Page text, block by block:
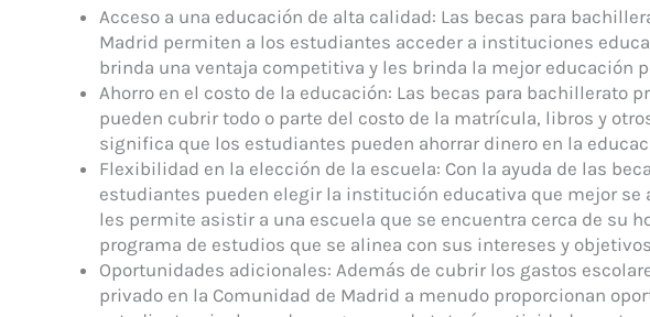
Acceso a una educación de alta calidad: Las becas para
Madrid permiten a los estudiantes acceder a instituciones
brinda una ventaja competitiva y les brinda la mejor educación
Ahorro en el costo de la educación: Las becas para bachillerato
pueden cubrir todo o parte del costo de la matrícula, libros y
significa que los estudiantes pueden ahorrar dinero en la
Flexibilidad en la elección de la escuela: Con la ayuda de las
estudiantes pueden elegir la institución educativa que mejor se
les permite asistir a una escuela que se encuentra cerca de su
programa de estudios que se alinea con sus intereses y
Oportunidades adicionales: Además de cubrir los gastos
privado en la Comunidad de Madrid a menudo proporcionan